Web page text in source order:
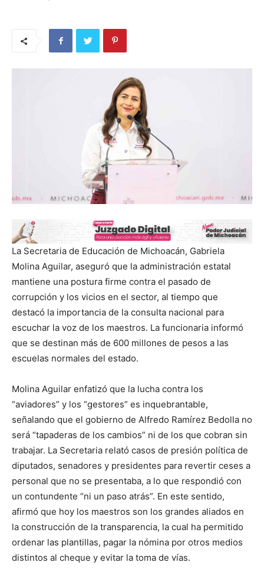
La Secretaria de Educación de Michoacán, Gabriela
Molina Aguilar, aseguró que la administración estatal
mantiene una postura firme contra el pasado de
corrupción y los vicios en el sector, al tiempo que
destacó la importancia de la consulta nacional para
escuchar la voz de los maestros. La funcionaria informó
que se destinan más de 600 millones de pesos a las
escuelas normales del estado.
Molina Aguilar enfatizó que la lucha contra los
“aviadores” y los “gestores” es inquebrantable,
señalando que el gobierno de Alfredo Ramírez Bedolla no
será “tapaderas de los cambios” ni de los que cobran sin
trabajar. La Secretaria relató casos de presión política de
diputados, senadores y presidentes para revertir ceses a
personal que no se presentaba, a lo que respondió con
un contundente “ni un paso atrás”. En este sentido,
afirmó que hoy los maestros son los grandes aliados en
la construcción de la transparencia, la cual ha permitido
ordenar las plantillas, pagar la nómina por otros medios
distintos al cheque y evitar la toma de vías.